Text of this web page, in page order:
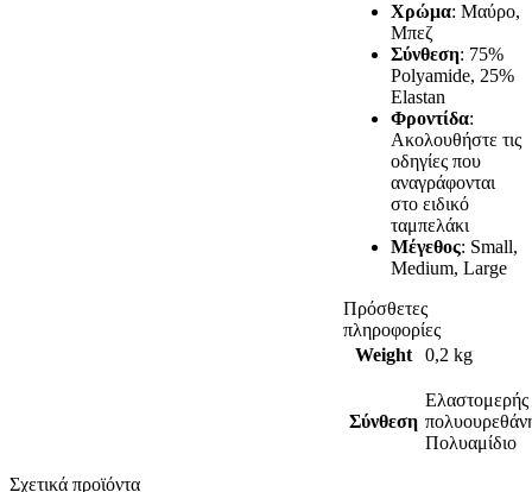
Χρώμα: Μαύρο,
Μπεζ
Σύνθεση: 75%
Polyamide, 25%
Elastan
Φροντίδα:
Ακολουθήστε τις
οδηγίες που
αναγράφονται
στο ειδικό
ταμπελάκι
Μέγεθος: Small,
Medium, Large
Πρόσθετες
πληροφορίες
Weight
0,2 kg
Σύνθεση
Ελαστομερής
Πολυαμίδιο
Σχετικά προϊόντα